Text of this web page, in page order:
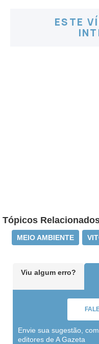
ESTE
Tópicos
MEIO AMBIENTE
Viu algum erro?
Envie sua sugestão,
editores de A Gazeta